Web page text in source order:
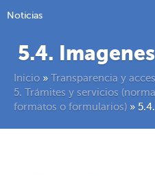
Noticias
5.4.
Inicio » Transparencia y
5. Trámites y servicios
formatos o formularios) »